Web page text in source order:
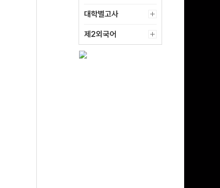
대학별고사
제2외국어